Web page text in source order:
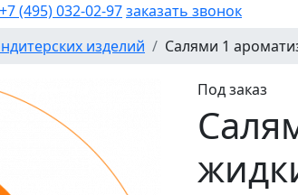
+7 (495) 032-02-97заказать звонок
изделий Салями 1
Под заказ